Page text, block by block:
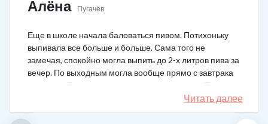
Алёна Пугачёв
Еще в школе начала баловаться пивом. Потихоньку
выпивала все больше и больше. Сама того не
замечая, спокойно могла выпить до 2-х литров пива за
вечер. По выходным могла вообще прямо с завтрака
выпивать. В клинику решила позвонить сама. Прошла
курс и уже год не принимаю алкоголь вообще никакой.
Читать далее